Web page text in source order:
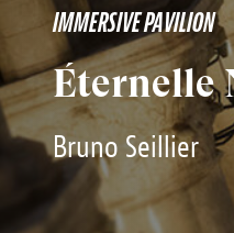
IMMERSIVE PAVILION
Éternelle
Bruno Seillier